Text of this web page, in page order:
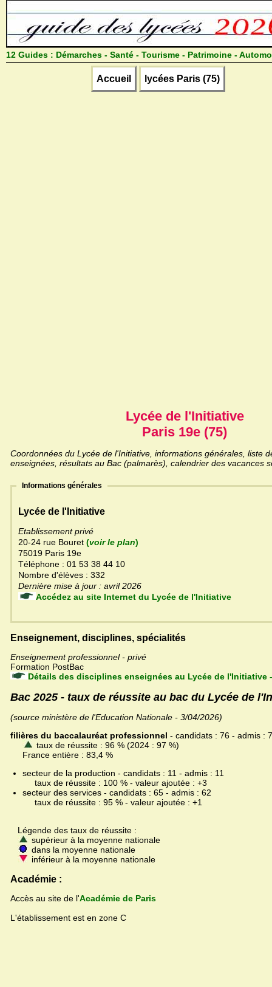
12 Guides : Démarches - Santé - Tourisme - Patrimoine -
Accueil lycées Paris (75)
Lycée de l'Initiative
Paris 19e (75)
Coordonnées du Lycée de l'Initiative, informations générales, liste
enseignées, résultats au Bac (palmarès), calendrier des vacances
Informations générales
Lycée de l'Initiative
Etablissement privé
20-24 rue Bouret (voir le plan)
75019 Paris 19e
Téléphone : 01 53 38 44 10
Nombre d'élèves : 332
Dernière mise à jour : avril 2026
Accédez au site Internet du Lycée de l'Initiative
Enseignement, disciplines, spécialités
Enseignement professionnel - privé
Formation PostBac
Détails des disciplines enseignées au Lycée de l'Initiative
Bac 2025 - taux de réussite au bac du Lycée de
(source ministère de l'Education Nationale - 3/04/2026)
filières du baccalauréat professionnel - candidats : 76 - admis :
taux de réussite : 96 % (2024 : 97 %)
France entière : 83,4 %
secteur de la production - candidats : 11 - admis : 11
taux de réussite : 100 % - valeur ajoutée : +3
secteur des services - candidats : 65 - admis : 62
taux de réussite : 95 % - valeur ajoutée : +1
Légende des taux de réussite :
supérieur à la moyenne nationale
dans la moyenne nationale
inférieur à la moyenne nationale
Académie :
Accès au site de l'Académie de Paris
L'établissement est en zone C